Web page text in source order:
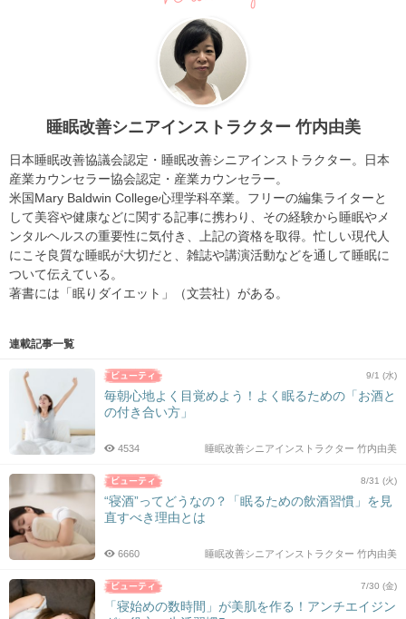
睡眠改善シニアインストラクター 竹内由美
日本睡眠改善協議会認定・睡眠改善シニアインストラクター。日本
産業カウンセラー協会認定・産業カウンセラー。
米国Mary Baldwin College心理学科卒業。フリーの編集ライターと
して美容や健康などに関する記事に携わり、その経験から睡眠やメ
ンタルヘルスの重要性に気付き、上記の資格を取得。忙しい現代人
にこそ良質な睡眠が大切だと、雑誌や講演活動などを通して睡眠に
ついて伝えている。
著書には「眠りダイエット」（文芸社）がある。
連載記事一覧
9/1 (水)
毎朝心地よく目覚めよう！よく眠るための「お酒と
の付き合い方」
睡眠改善シニアインストラクター 竹内由美
4534
8/31 (火)
“寝酒”ってどうなの？「眠るための飲酒習慣」を見
直すべき理由とは
睡眠改善シニアインストラクター 竹内由美
6660
7/30 (金)
「寝始めの数時間」が美肌を作る！アンチエイジン